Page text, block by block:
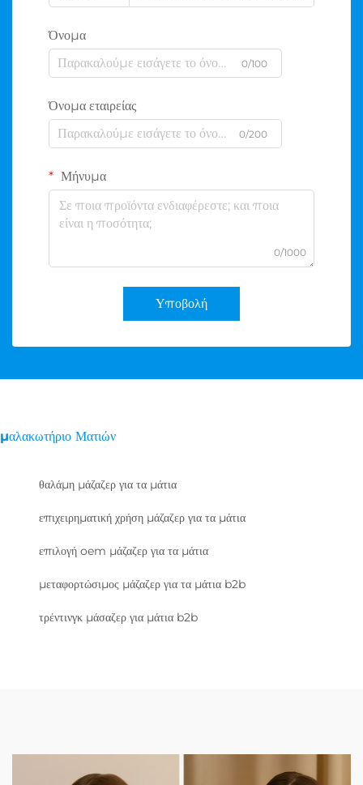
Όνομα
0/100
Όνομα εταιρείας
0/200
Μήνυμα
0/1000
Υποβολή
μαλακωτήριο Ματιών
θαλάμη μάζαζερ για τα μάτια
επιχειρηματική χρήση μάζαζερ για τα μάτια
επιλογή oem μάζαζερ για τα μάτια
μεταφορτώσιμος μάζαζερ για τα μάτια b2b
τρέντινγκ μάσαζερ για μάτια b2b